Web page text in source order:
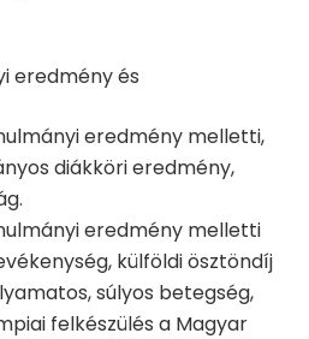
eredmény és
eredmény melletti,
diákköri eredmény,
eredmény melletti
külföldi ösztöndíj
súlyos betegség,
felkészülés a Magyar